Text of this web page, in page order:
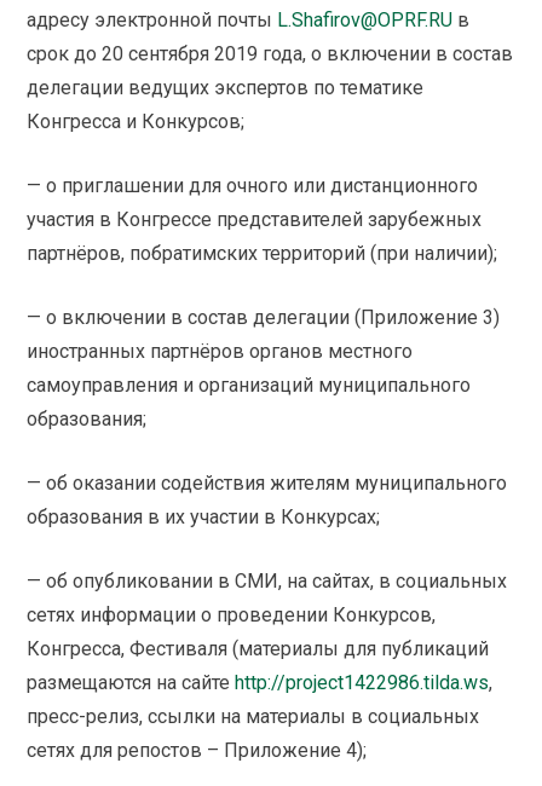
адресу электронной почты L.Shafirov@OPRF.RU в
срок до 20 сентября 2019 года, о включении в состав
делегации ведущих экспертов по тематике
Конгресса и Конкурсов;
— о приглашении для очного или дистанционного
участия в Конгрессе представителей зарубежных
партнёров, побратимских территорий (при наличии);
— о включении в состав делегации (Приложение 3)
иностранных партнёров органов местного
самоуправления и организаций муниципального
образования;
— об оказании содействия жителям муниципального
образования в их участии в Конкурсах;
— об опубликовании в СМИ, на сайтах, в социальных
сетях информации о проведении Конкурсов,
Конгресса, Фестиваля (материалы для публикаций
размещаются на сайте http://project1422986.tilda.ws,
пресс-релиз, ссылки на материалы в социальных
сетях для репостов – Приложение 4);